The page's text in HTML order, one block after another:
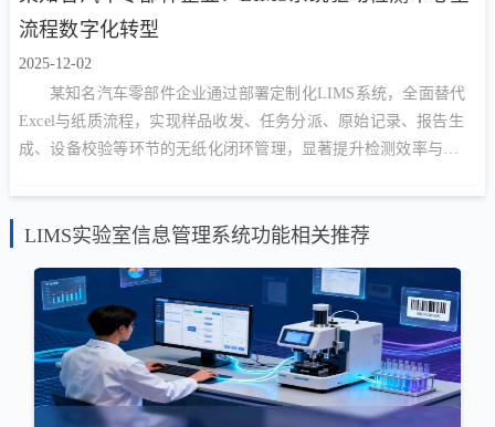
流程数字化转型
2025-12-02
某知名汽车零部件企业通过部署定制化LIMS系统，全面替代
Excel与纸质流程，实现样品收发、任务分派、原始记录、报告生
成、设备校验等环节的无纸化闭环管理，显著提升检测效率与
LIMS实验室信息管理系统功能相关推荐